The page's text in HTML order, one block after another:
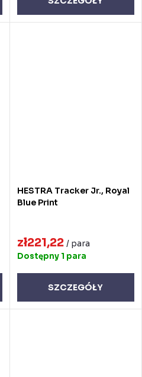
HESTRA Tracker Jr., Royal
Blue Print
zł221,22 / para
Dostępny 1 para
SZCZEGÓŁY